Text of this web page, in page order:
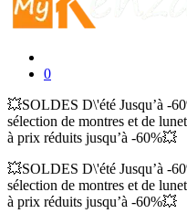
0
💥SOLDES D\'été Jusqu’à -
sélection de montres et de
à prix réduits jusqu’à -60%💥
💥SOLDES D\'été Jusqu’à -
sélection de montres et de
à prix réduits jusqu’à -60%💥